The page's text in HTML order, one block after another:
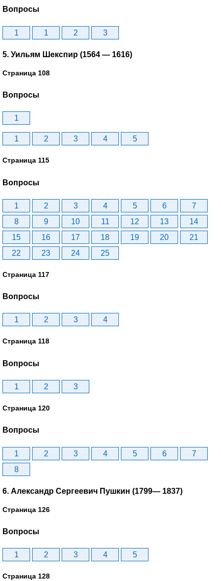
Вопросы
1 1 2 3
5. Уильям Шекспир (1564 — 1616)
Страница 108
Вопросы
1
1 2 3 4 5
Страница 115
Вопросы
1 2 3 4 5 6
7
8
9 10 11 12 13
14
15
16 17 18 19 20
21
22
23 24 25
Страница 117
Вопросы
1 2 3 4
Страница 118
Вопросы
1 2 3
Страница 120
Вопросы
1 2 3 4 5 6
7
8
6. Александр Сергеевич Пушкин (1799— 1837)
Страница 126
Вопросы
1 2 3 4 5
Страница 128